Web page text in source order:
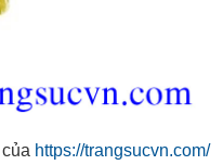
https://trangsucvn.com/